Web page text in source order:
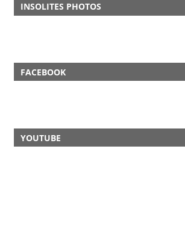
INSOLITES PHOTOS
FACEBOOK
YOUTUBE